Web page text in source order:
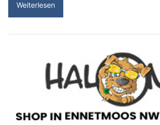
Weiterlesen